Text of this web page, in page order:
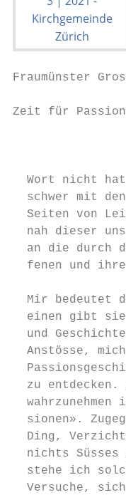
Fraumünster
Zeit für
Wort nicht
schwer mit
Seiten von
nah dieser
an die durch
fenen und
Mir bedeutet
einen gibt
und
Anstösse,
zu entdecken.
wahrzunehmen
sionen».
Ding,
nichts Süsses
stehe ich
Versuche,